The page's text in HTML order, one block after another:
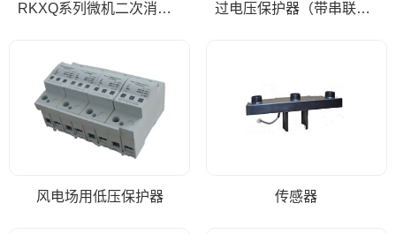
RKXQ系列微机二次消谐装置 过电压保护器（带串联间隙氧化锌避雷器） 高能容型
风电场用低压保护器 传感器